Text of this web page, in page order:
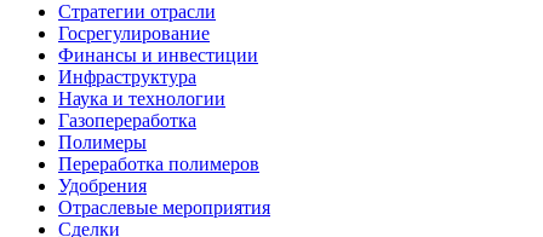
Стратегии отрасли
Госрегулирование
Финансы и инвестиции
Инфраструктура
Наука и технологии
Газопереработка
Полимеры
Переработка полимеров
Удобрения
Отраслевые мероприятия
Сделки